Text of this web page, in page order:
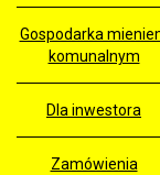
Gospodarka
komunalnym
Dla inwestora
Zamówienia